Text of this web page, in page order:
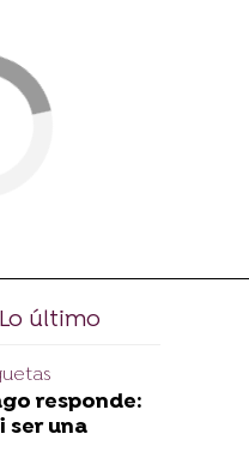
Lo último
responde:
ser una